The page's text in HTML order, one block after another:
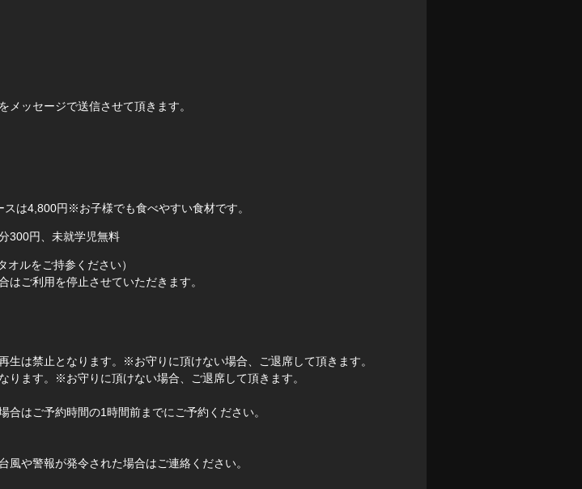
ッセージで送信させて頂きます。
は4,800円※お子様でも食べやすい食材です。
300円、未就学児無料
ルをご持参ください）
ご利用を停止させていただきます。
生は禁止となります。※お守りに頂けない場合、ご退席して頂きます。
ります。※お守りに頂けない場合、ご退席して頂きます。
合はご予約時間の1時間前までにご予約ください。
や警報が発令された場合はご連絡ください。